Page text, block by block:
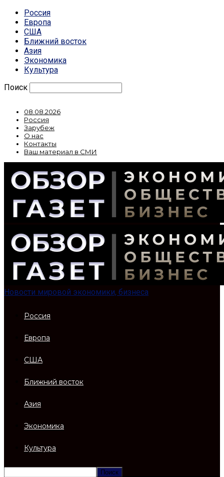
Россия
Европа
США
Ближний восток
Азия
Экономика
Культура
Поиск
08.08.2026
Россия
Зарубеж
О нас
Контакты
Ваш материал в СМИ
Новости мировой экономики, бизнеса
Россия
Европа
США
Ближний восток
Азия
Экономика
Культура